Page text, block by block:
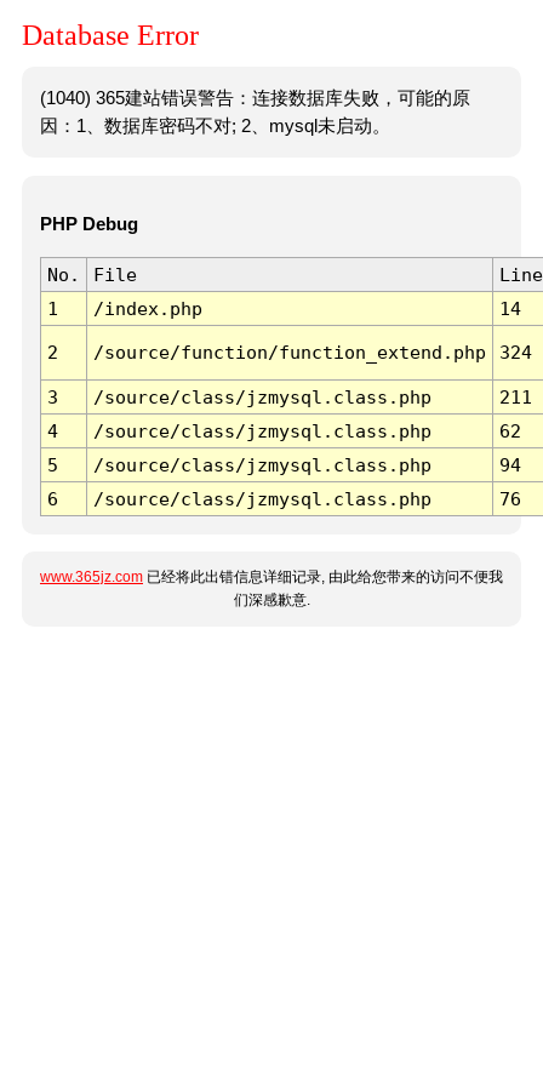
Database Error
(1040) 365建站错误警告：连接数据库失败，可能的原
因：1、数据库密码不对; 2、mysql未启动。
PHP Debug
No. File
Line
1
/index.php 14
2 /source/function/function_extend.php 324
3 /source/class/jzmysql.class.php
211
4
/source/class/jzmysql.class.php
62
5
/source/class/jzmysql.class.php
94
6
/source/class/jzmysql.class.php 76
www.365jz.com 已经将此出错信息详细记录, 由此给您带来的访问不便我
们深感歉意.